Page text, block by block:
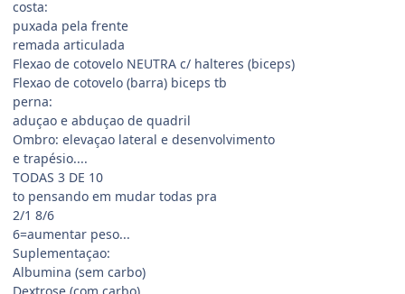
costa:
puxada pela frente
remada articulada
Flexao de cotovelo NEUTRA c/ halteres (biceps)
Flexao de cotovelo (barra) biceps tb
perna:
aduçao e abduçao de quadril
Ombro: elevaçao lateral e desenvolvimento
e trapésio....
TODAS 3 DE 10
to pensando em mudar todas pra
2/1 8/6
6=aumentar peso...
Suplementaçao:
Albumina (sem carbo)